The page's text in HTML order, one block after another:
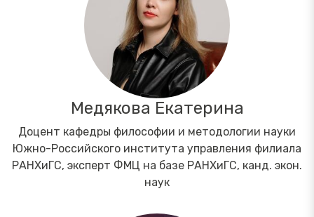
Медякова Екатерина
Доцент кафедры философии и методологии науки
Южно-Российского института управления филиала
РАНХиГС, эксперт ФМЦ на базе РАНХиГС, канд. экон.
наук